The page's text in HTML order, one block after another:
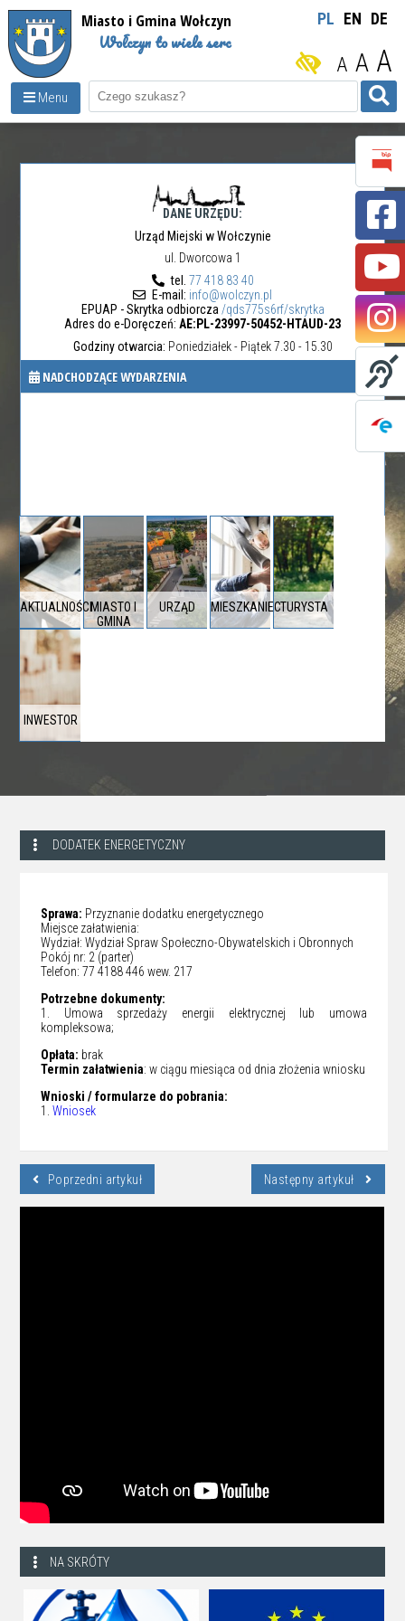
Miasto i Gmina Wołczyn
Wołczyn to wiele serc
PL EN DE
A A A
Menu
DANE URZĘDU:
Urząd Miejski w Wołczynie
ul. Dworcowa 1
tel.
77 418 83 40
E-mail: info@wolczyn.pl
EPUAP - Skrytka odbiorcza /qds775s6rf/skrytka
Adres do e-Doręczeń: AE:PL-23997-50452-HTAUD-23
Godziny otwarcia: Poniedziałek - Piątek 7.30 - 15.30
NADCHODZĄCE WYDARZENIA
AKTUALNOŚCIMIASTO I
GMINA
URZĄD MIESZKANIECTURYSTA
INWESTOR
DODATEK ENERGETYCZNY
Sprawa: Przyznanie dodatku energetycznego
Miejsce załatwienia:
Wydział: Wydział Spraw Społeczno-Obywatelskich i Obronnych
Pokój nr: 2 (parter)
Telefon: 77 4188 446 wew. 217
Potrzebne dokumenty:
1. Umowa sprzedaży energii elektrycznej lub umowa
kompleksowa;
Opłata: brak
Termin załatwienia: w ciągu miesiąca od dnia złożenia wniosku
Wnioski / formularze do pobrania:
1.Wniosek
Poprzedni artykuł Następny artykuł
NA SKRÓTY